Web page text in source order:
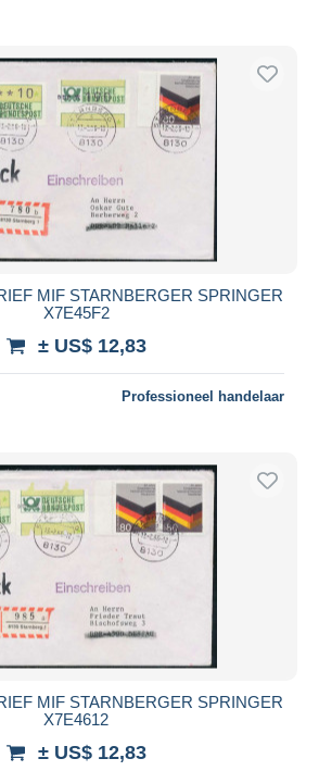
MIF STARNBERGER SPRINGER
X7E45F2
± US$ 12,83
Professioneel handelaar
MIF STARNBERGER SPRINGER
X7E4612
± US$ 12,83